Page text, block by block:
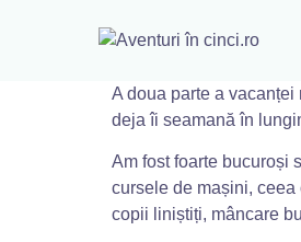
A doua parte a vacanței
deja îi seamană în
Am fost foarte bucuroși
cursele de mașini, ceea
copii liniștiți, mâncare